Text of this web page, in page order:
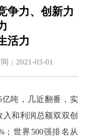
争力、创新力
活力
：2021-03-01
亿吨，几近翻番，实
和利润总额双双创
；世界500强排名从